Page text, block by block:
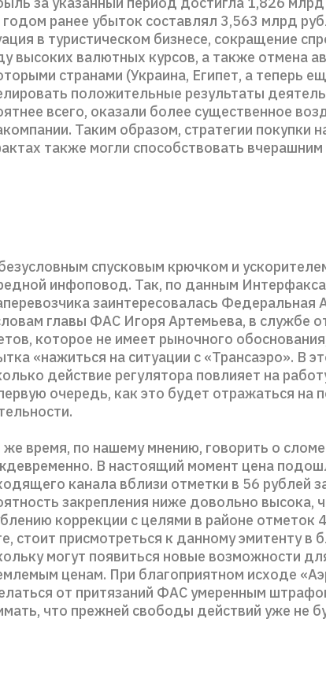
ранее убыток составлял 3,563 млрд
в туристическом бизнесе, сокращение
высоких валютных курсов, а также отмена
странами (Украина, Египет, а теперь
положительные результаты
всего, оказали более существенное
Таким образом, стратегии покупки
также могли способствовать
спусковым крючком и
инфоповод. Так, по данным
заинтересовалась
главы ФАС Игоря Артемьева, в службе
которое не имеет рыночного
«нажиться на ситуации с «Трансаэро». В
действие регулятора повлияет на
очередь, как это будет отражаться на
же время, по нашему мнению, говорить о
В настоящий момент цена
канала вблизи отметки в 56 рублей
закрепления ниже довольно высока,
коррекции с целями в районе отметок
стоит присмотреться к данному эмитенту в
могут появиться новые возможности
ценам. При благоприятном исходе
от притязаний ФАС умеренным
что прежней свободы действий уже не